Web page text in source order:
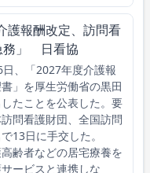
護報酬改定、訪問看
務」 日看協
、「2027年度介護報
」を厚生労働省の黒田
たことを公表した。要
問看護財団、全国訪問
13日に手交した。
齢者などの居宅療養を
ービスと連携しな